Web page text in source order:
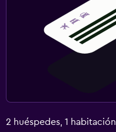
2 huéspedes, 1 habitación